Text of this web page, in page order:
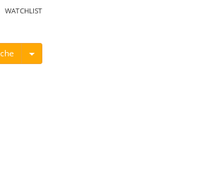
WATCHLIST
Menü ein-/ausblenden